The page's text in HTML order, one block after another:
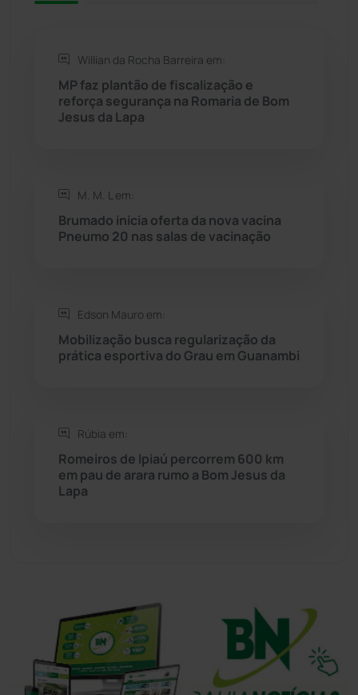
Rio do Antônio
Rio do Pires
Seabra
Sebastião Laranjeiras
Tecnologia
Willian da Rocha Barreira em:
MP faz plantão de fiscalização e
reforça segurança na Romaria de Bom
Jesus da Lapa
M. M. L em:
Brumado inicia oferta da nova vacina
Pneumo 20 nas salas de vacinação
Edson Mauro em:
Mobilização busca regularização da
prática esportiva do Grau em Guanambi
Rúbia em:
Romeiros de Ipiaú percorrem 600 km
em pau de arara rumo a Bom Jesus da
Lapa